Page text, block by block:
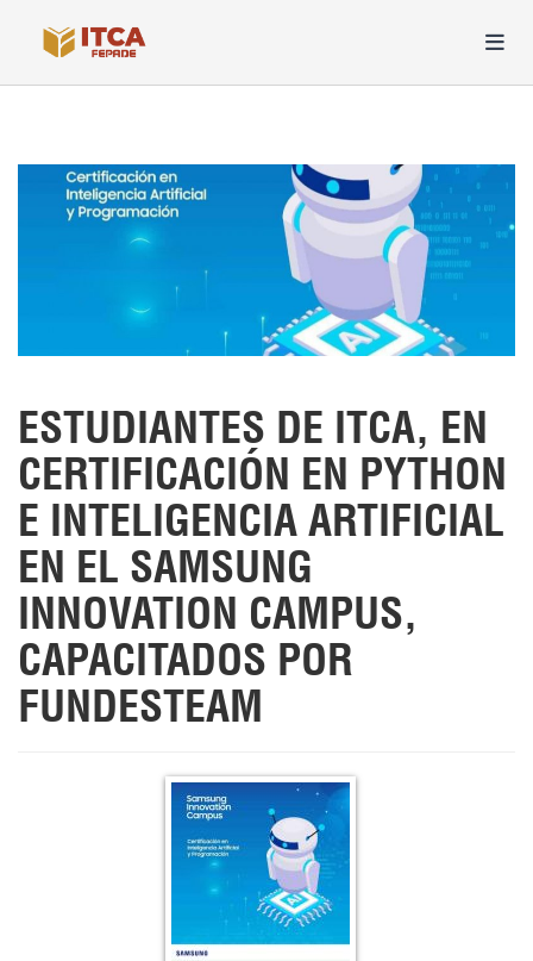
ESTUDIANTES DE ITCA, EN
CERTIFICACIÓN EN PYTHON
E INTELIGENCIA ARTIFICIAL
EN EL SAMSUNG
INNOVATION CAMPUS,
CAPACITADOS POR
FUNDESTEAM